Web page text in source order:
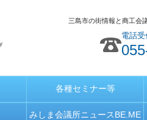
三島市の街情報と商工会
電話
各種セミナー等
みしま会議所ニュースBE.ME